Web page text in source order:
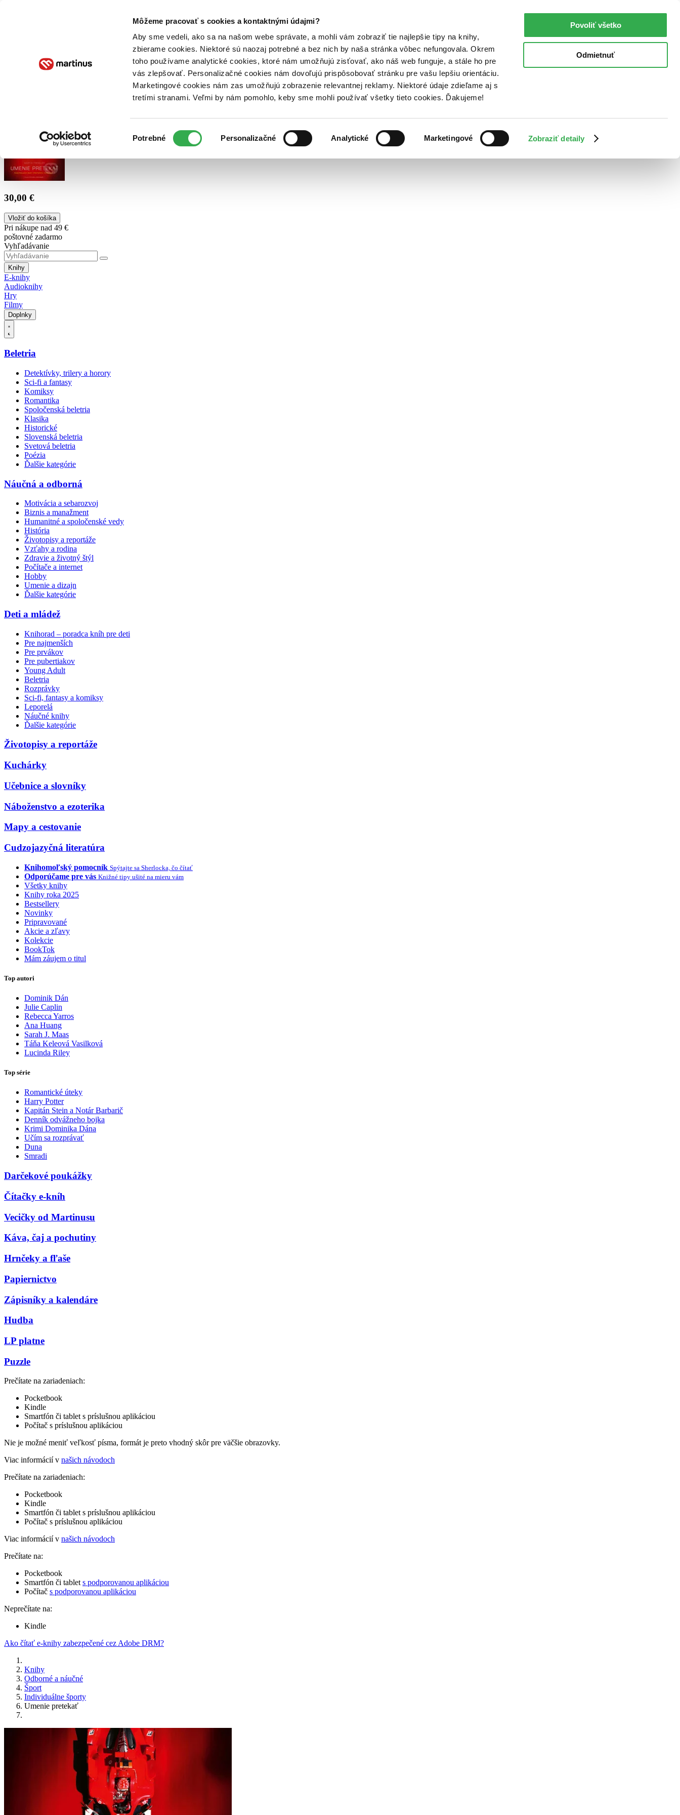
Môžeme pracovať s cookies a kontaktnými údajmi?
Aby sme vedeli, ako sa na našom webe správate, a mohli vám zobraziť tie najlepšie tipy na knihy,
zbierame cookies. Niektoré sú naozaj potrebné a bez nich by naša stránka vôbec nefungovala. Okrem
toho používame analytické cookies, ktoré nám umožňujú zisťovať, ako náš web funguje, a stále ho pre
vás zlepšovať. Personalizačné cookies nám dovoľujú prispôsobovať stránku pre vašu lepšiu orientáciu.
Marketingové cookies nám zas umožňujú zobrazenie relevantnej reklamy. Niektoré údaje zdieľame aj s
tretími stranami. Veľmi by nám pomohlo, keby sme mohli používať všetky tieto cookies. Ďakujeme!
súhlasu
Potrebné Personalizačné Analytické Marketingové Zobraziť detaily
Povoliť všetko
Odmietnuť
Poukážky Kontakt
30,00 €
Vložiť do košíka
Pri nákupe nad 49 €
poštovné zadarmo
Vyhľadávanie
Knihy
E-knihy
Audioknihy
Hry
Filmy
Doplnky
Beletria
Detektívky, trilery a horory
Sci-fi a fantasy
Komiksy
Romantika
Spoločenská beletria
Klasika
Historické
Slovenská beletria
Svetová beletria
Poézia
Ďalšie kategórie
Náučná a odborná
Motivácia a sebarozvoj
Biznis a manažment
Humanitné a spoločenské vedy
História
Životopisy a reportáže
Vzťahy a rodina
Zdravie a životný štýl
Počítače a internet
Hobby
Umenie a dizajn
Ďalšie kategórie
Deti a mládež
Knihorad – poradca kníh pre deti
Pre najmenších
Pre prvákov
Pre pubertiakov
Young Adult
Beletria
Rozprávky
Sci-fi, fantasy a komiksy
Leporelá
Náučné knihy
Ďalšie kategórie
Životopisy a reportáže
Kuchárky
Učebnice a slovníky
Náboženstvo a ezoterika
Mapy a cestovanie
Cudzojazyčná literatúra
Knihomoľský pomocník Spýtajte sa Sherlocka, čo čítať
Odporúčame pre vás Knižné tipy ušité na mieru vám
Všetky knihy
Knihy roka 2025
Bestsellery
Novinky
Pripravované
Akcie a zľavy
Kolekcie
BookTok
Mám záujem o titul
Top autori
Dominik Dán
Julie Caplin
Rebecca Yarros
Ana Huang
Sarah J. Maas
Táňa Keleová Vasilková
Lucinda Riley
Top série
Romantické úteky
Harry Potter
Kapitán Stein a Notár Barbarič
Denník odvážneho bojka
Krimi Dominika Dána
Učím sa rozprávať
Duna
Smradi
Darčekové poukážky
Čítačky e-kníh
Vecičky od Martinusu
Káva, čaj a pochutiny
Hrnčeky a fľaše
Papiernictvo
Zápisníky a kalendáre
Hudba
LP platne
Puzzle
Prečítate na zariadeniach:
Pocketbook
Kindle
Smartfón či tablet s príslušnou aplikáciou
Počítač s príslušnou aplikáciou
Nie je možné meniť veľkosť písma, formát je preto vhodný skôr pre väčšie obrazovky.
Viac informácií v našich návodoch
Prečítate na zariadeniach:
Pocketbook
Kindle
Smartfón či tablet s príslušnou aplikáciou
Počítač s príslušnou aplikáciou
Viac informácií v našich návodoch
Prečítate na:
Pocketbook
Smartfón či tablet s podporovanou aplikáciou
Počítač s podporovanou aplikáciou
Neprečítate na:
Kindle
Ako čítať e-knihy zabezpečené cez Adobe DRM?
Knihy
Odborné a náučné
Šport
Individuálne športy
Umenie pretekať